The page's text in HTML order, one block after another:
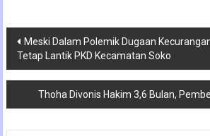
Navigasi
pos
Meski Dalam Polemik Dugaan
Tetap Lantik PKD Kecamatan Soko
Thoha Divonis Hakim 3,6 Bulan,